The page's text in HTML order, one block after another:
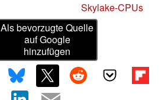
Skylake-CPUs
Als bevorzugte Quelle
auf Google
hinzufügen